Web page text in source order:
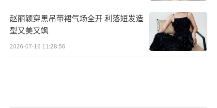
赵丽颖穿黑吊带裙气场全开 利落短发造
型又美又飒
2026-07-16 11:28:56